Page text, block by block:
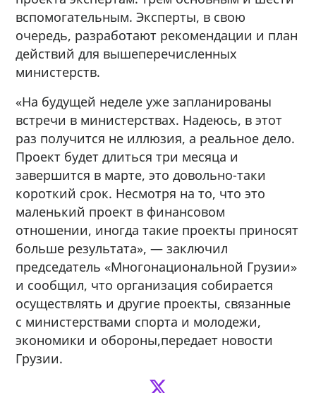
вспомогательным. Эксперты, в свою
очередь, разработают рекомендации и план
действий для вышеперечисленных
министерств.
«На будущей неделе уже запланированы
встречи в министерствах. Надеюсь, в этот
раз получится не иллюзия, а реальное дело.
Проект будет длиться три месяца и
завершится в марте, это довольно-таки
короткий срок. Несмотря на то, что это
маленький проект в финансовом
отношении, иногда такие проекты приносят
больше результата», — заключил
председатель «Многонациональной Грузии»
и сообщил, что организация собирается
осуществлять и другие проекты, связанные
с министерствами спорта и молодежи,
экономики и обороны,передает новости
Грузии.